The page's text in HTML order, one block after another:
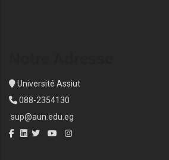
Université Assiut
088-2354130
sup@aun.edu.eg